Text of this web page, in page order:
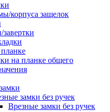
корпуса защелок
на планке общего
замки без ручек
Врезные замки без ручек